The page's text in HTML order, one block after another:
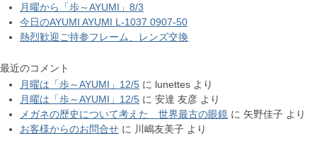
月曜から「歩～AYUMI」8/3
今日のAYUMI AYUMI L-1037 0907-50
熱烈歓迎ご持参フレーム、レンズ交換
最近のコメント
月曜は「歩～AYUMI」12/5 に lunettes より
月曜は「歩～AYUMI」12/5 に 安達 友彦 より
メガネの歴史について考えた 世界最古の眼鏡 に 矢野佳子 より
お客様からのお問合せ に 川嶋友美子 より